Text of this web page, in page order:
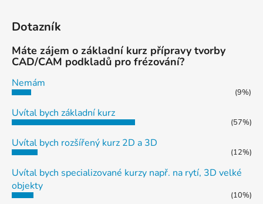
Dotazník
Máte zájem o základní kurz přípravy tvorby
CAD/CAM podkladů pro frézování?
Nemám
(9%)
Uvítal bych základní kurz
(57%)
Uvítal bych rozšířený kurz 2D a 3D
(12%)
Uvítal bych specializované kurzy např. na rytí, 3D velké
objekty
(10%)